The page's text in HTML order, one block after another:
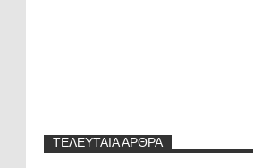
ΤΕΛΕΥΤΑΙΑ ΑΡΘΡΑ